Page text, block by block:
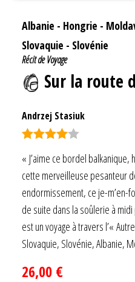
Albanie - Hongrie -
Slovaquie - Slovénie
Récit de Voyage
Sur la route
Andrzej Stasiuk
sur 5
« J’aime ce bordel
cette merveilleuse pesanteur
endormissement, ce je-m’en-
de suite dans la soûlerie à
est un voyage à travers l’«
Slovaquie, Slovénie, Albanie,
26,00 €